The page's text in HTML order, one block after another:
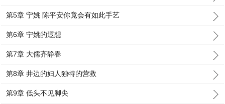
第5章 宁姚 陈平安你竟会有如此手艺
第6章 宁姚的遐想
第7章 大儒齐静春
第8章 井边的妇人独特的营救
第9章 低头不见脚尖